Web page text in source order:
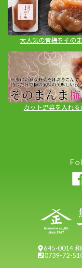
大人気の昔梅をその
カット野菜を入れる
645-0014 和
0739-72-